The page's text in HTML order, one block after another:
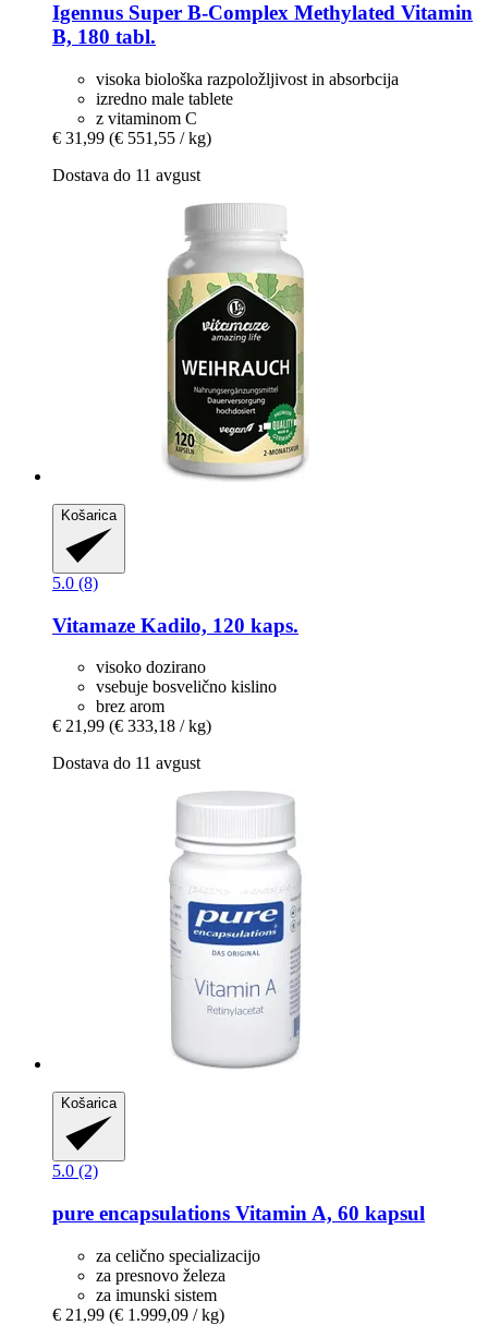
Igennus Super B-​Complex Methylated Vitamin
B, 180 tabl.
visoka biološka razpoložljivost in absorbcija
izredno male tablete
z vitaminom C
€ 31,99 (€ 551,55 / kg)
Dostava do 11 avgust
Košarica
5.0 (8)
Vitamaze Kadilo, 120 kaps.
visoko dozirano
vsebuje bosvelično kislino
brez arom
€ 21,99 (€ 333,18 / kg)
Dostava do 11 avgust
Košarica
5.0 (2)
pure encapsulations Vitamin A, 60 kapsul
za celično specializacijo
za presnovo železa
za imunski sistem
€ 21,99 (€ 1.999,09 / kg)